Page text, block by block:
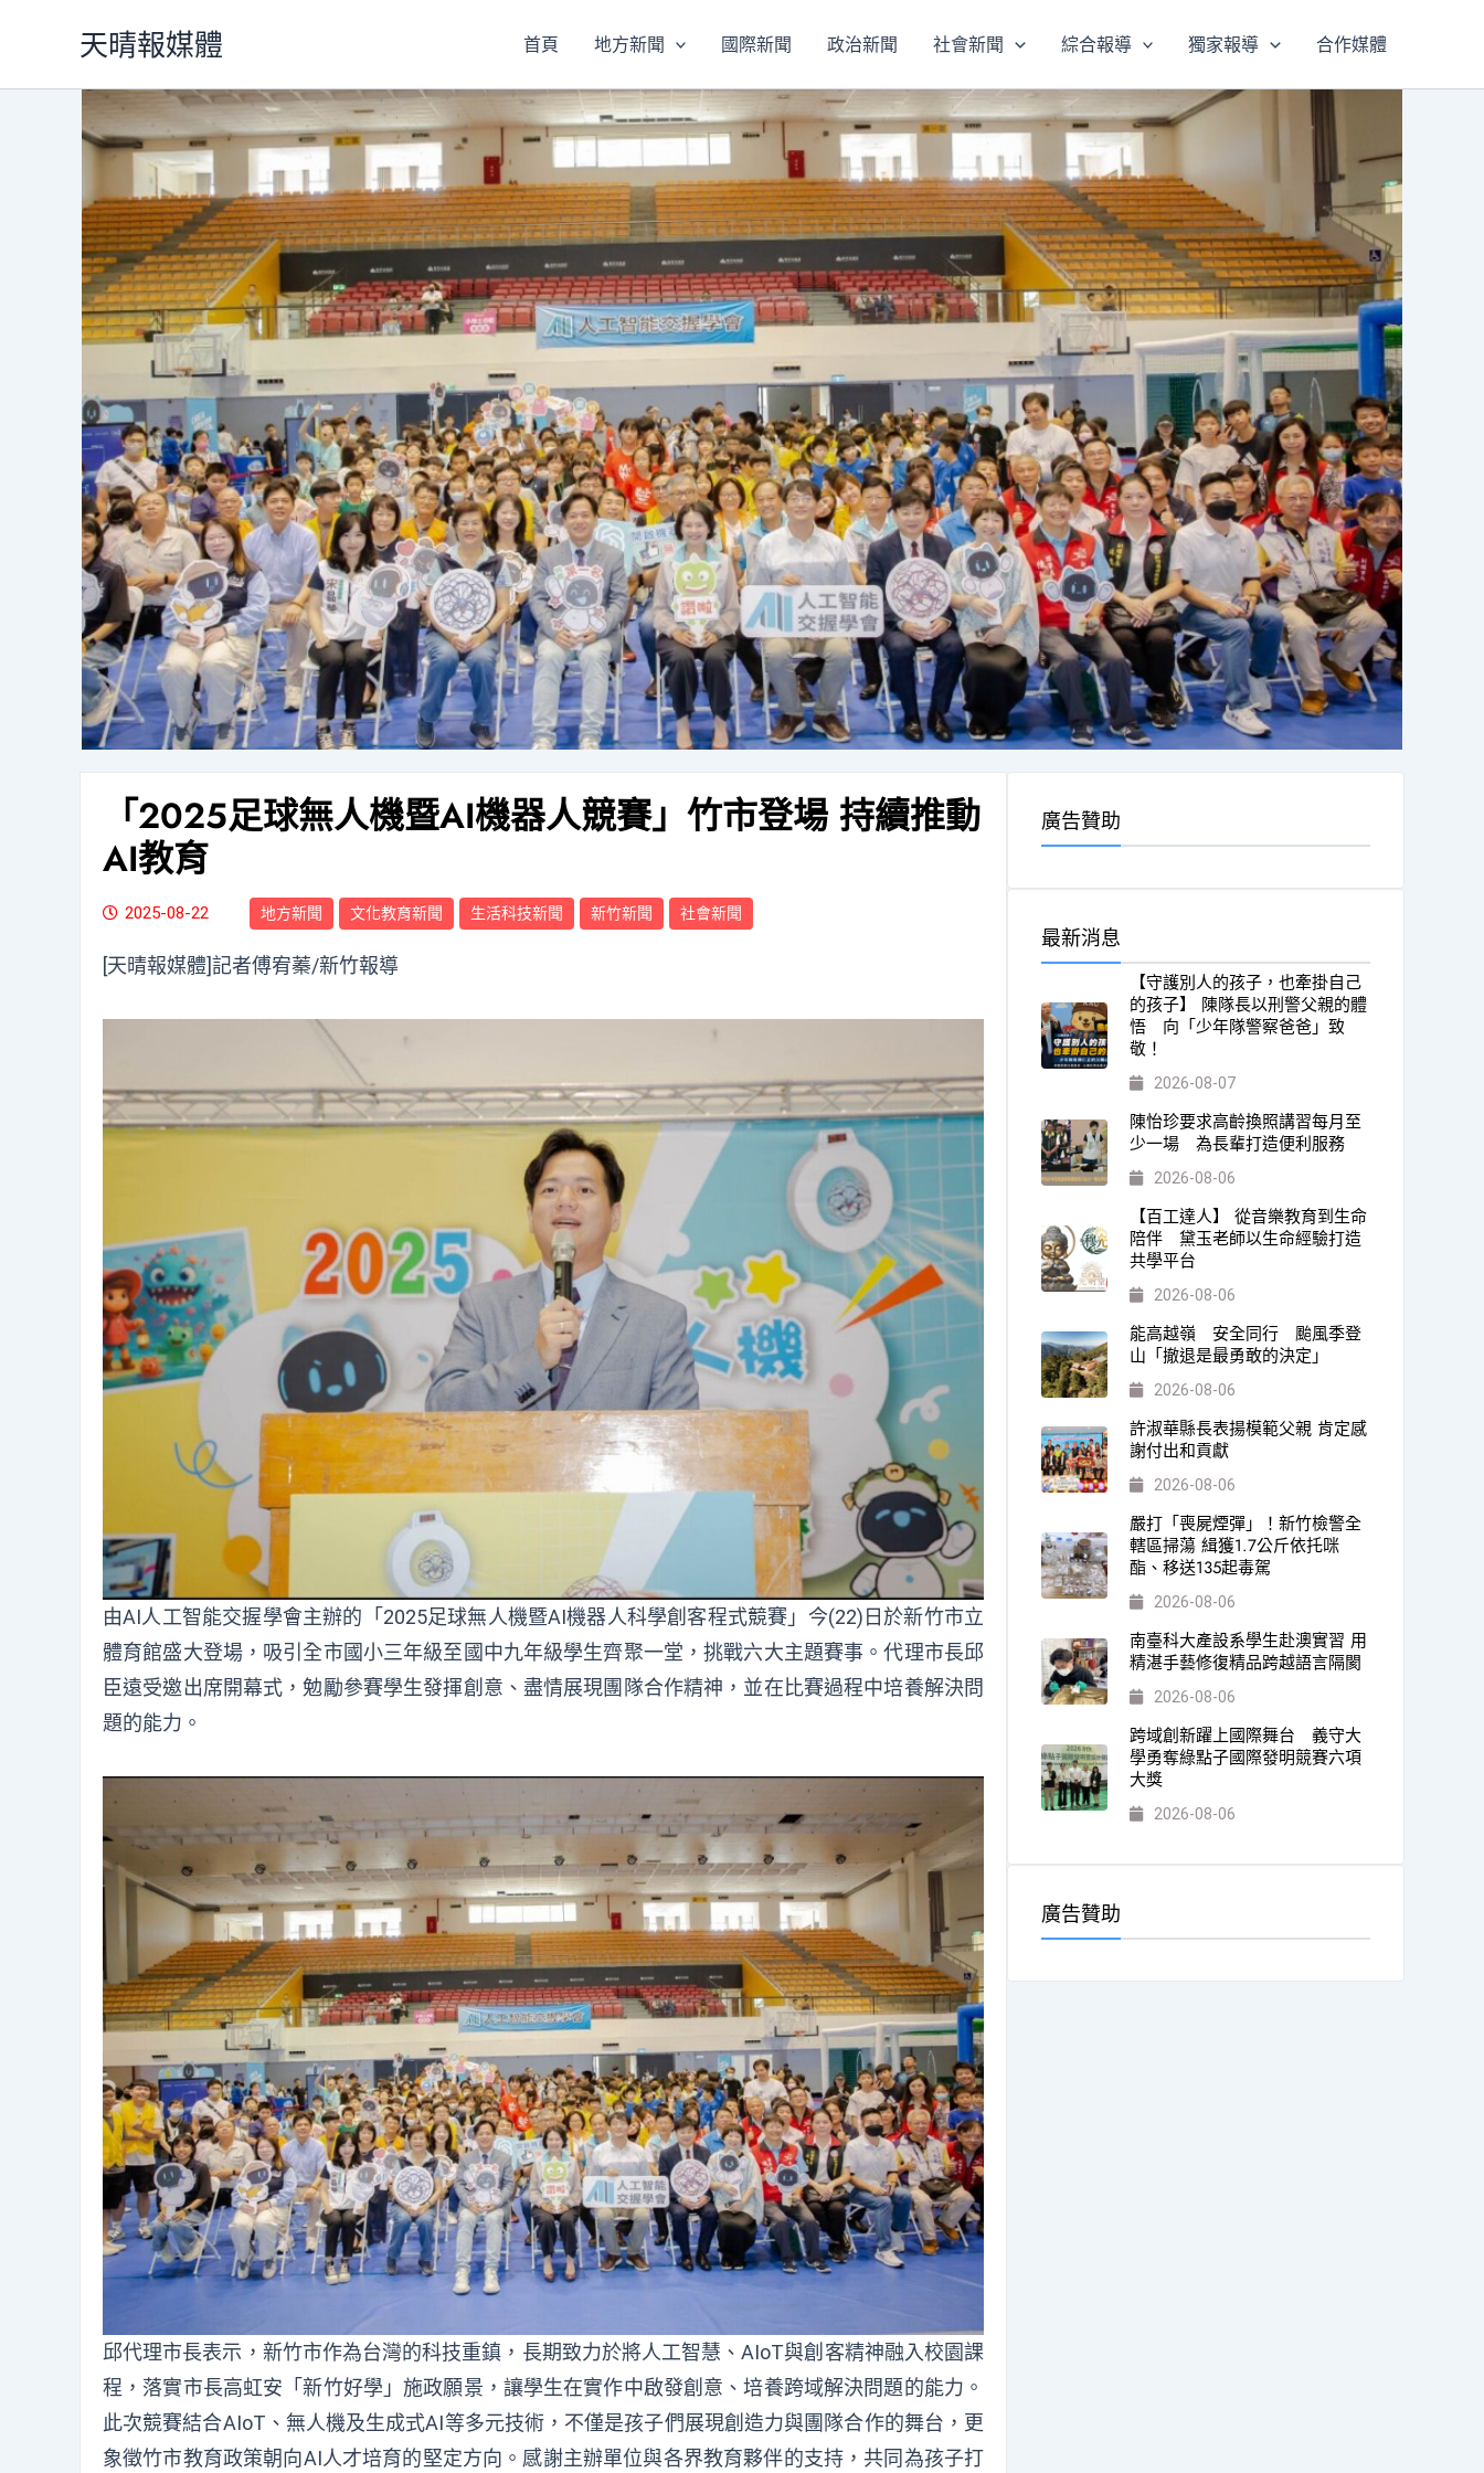
天晴報媒體 首頁 地方新聞 國際新聞 政治新聞 社會新聞 綜合報導 獨家報導 合作媒體
「2025足球無人機暨AI機器人競賽」竹市登場 持續推動
AI教育
2025-08-22 地方新聞 文化教育新聞 生活科技新聞 新竹新聞 社會新聞
[天晴報媒體]記者傅宥蓁/新竹報導
由AI人工智能交握學會主辦的「2025足球無人機暨AI機器人科學創客程式競賽」今(22)日於新竹市立
體育館盛大登場，吸引全市國小三年級至國中九年級學生齊聚一堂，挑戰六大主題賽事。代理市長邱
臣遠受邀出席開幕式，勉勵參賽學生發揮創意、盡情展現團隊合作精神，並在比賽過程中培養解決問
題的能力。
邱代理市長表示，新竹市作為台灣的科技重鎮，長期致力於將人工智慧、AIoT與創客精神融入校園課
程，落實市長高虹安「新竹好學」施政願景，讓學生在實作中啟發創意、培養跨域解決問題的能力。
此次競賽結合AIoT、無人機及生成式AI等多元技術，不僅是孩子們展現創造力與團隊合作的舞台，更
象徵竹市教育政策朝向AI人才培育的堅定方向。感謝主辦單位與各界教育夥伴的支持，共同為孩子打
廣告贊助
最新消息
【守護別人的孩子，也牽掛自己
的孩子】 陳隊長以刑警父親的體
悟 向「少年隊警察爸爸」致
敬！
2026-08-07
陳怡珍要求高齡換照講習每月至
少一場 為長輩打造便利服務
2026-08-06
【百工達人】 從音樂教育到生命
陪伴 黛玉老師以生命經驗打造
共學平台
2026-08-06
能高越嶺 安全同行 颱風季登
山「撤退是最勇敢的決定」
2026-08-06
許淑華縣長表揚模範父親 肯定感
謝付出和貢獻
2026-08-06
嚴打「喪屍煙彈」！新竹檢警全
轄區掃蕩 緝獲1.7公斤依托咪
酯、移送135起毒駕
2026-08-06
南臺科大產設系學生赴澳實習 用
精湛手藝修復精品跨越語言隔閡
2026-08-06
跨域創新躍上國際舞台 義守大
學勇奪綠點子國際發明競賽六項
大獎
2026-08-06
廣告贊助